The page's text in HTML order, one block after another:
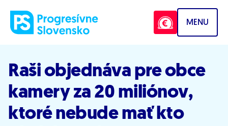
MENU
Raši objednáva pre obce
kamery za 20 miliónov,
ktoré nebude mať kto